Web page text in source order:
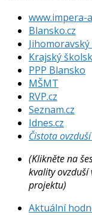
www.impera-
Blansko.cz
Krajský
PPP Blansko
MŠMT
RVP.cz
Seznam.cz
Idnes.cz
Čistota
(Klikněte na
kvality ovzduší
projektu)
Aktuální